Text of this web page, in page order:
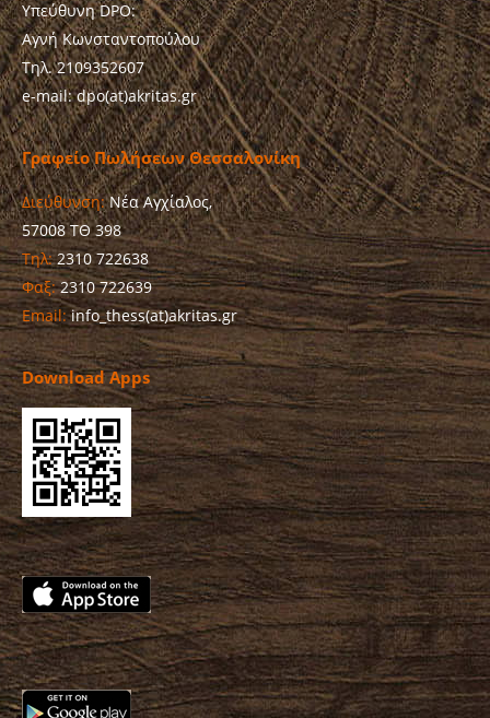
Υπεύθυνη DPO:
Αγνή Κωνσταντοπούλου
Τηλ. 2109352607
e-mail: dpo(at)akritas.gr
Γραφείο Πωλήσεων Θεσσαλονίκη
Διεύθυνση:Νέα Αγχίαλος,
57008 ΤΘ 398
Τηλ:2310 722638
Φαξ:2310 722639
Email:info_thess(at)akritas.gr
Download Apps